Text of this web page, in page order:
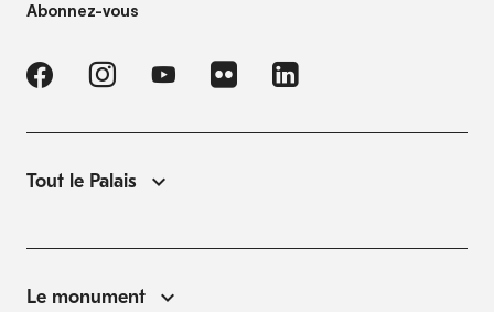
Abonnez-vous
Tout le Palais
Le monument